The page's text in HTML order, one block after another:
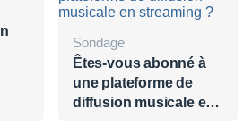
Sondage
Êtes-vous abonné à
une plateforme de
diffusion musicale en